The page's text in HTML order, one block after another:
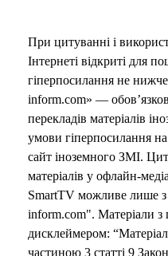
При цитуванні і
Інтернеті відкриті для
гіперпосилання не
inform.com» —
перекладів матеріалів
умови гіперпосилання
сайт іноземного ЗМІ.
матеріалів у офлайн-
SmartTV можливе лише з
inform.com". Матеріали з
дисклеймером:
частиною 3 статті 9